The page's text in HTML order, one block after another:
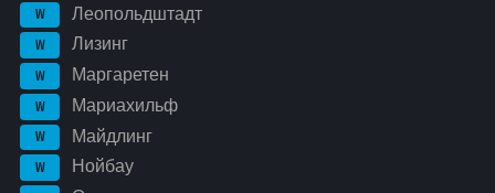
W Леопольдштадт
W Лизинг
W Маргаретен
W Мариахильф
W Майдлинг
W Нойбау